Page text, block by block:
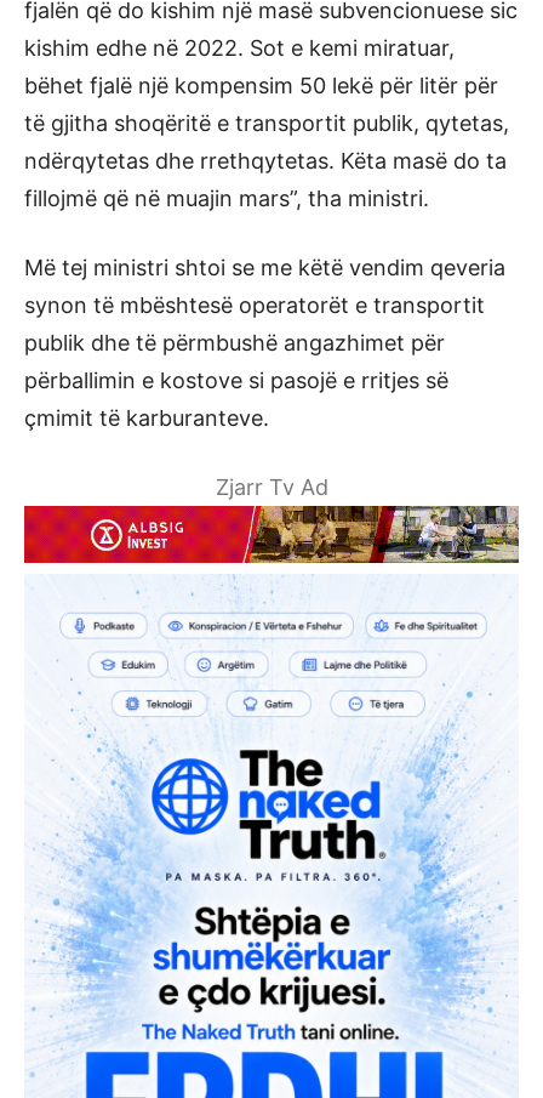
fjalën që do kishim një masë subvencionuese sic
kishim edhe në 2022. Sot e kemi miratuar,
bëhet fjalë një kompensim 50 lekë për litër për
të gjitha shoqëritë e transportit publik, qytetas,
ndërqytetas dhe rrethqytetas. Këta masë do ta
fillojmë që në muajin mars”, tha ministri.
Më tej ministri shtoi se me këtë vendim qeveria
synon të mbështesë operatorët e transportit
publik dhe të përmbushë angazhimet për
përballimin e kostove si pasojë e rritjes së
çmimit të karburanteve.
Zjarr Tv Ad